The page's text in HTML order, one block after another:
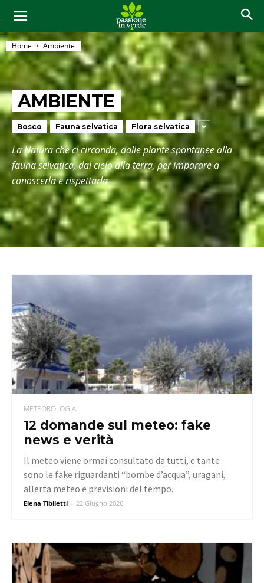
Home Ambiente
AMBIENTE
Bosco Fauna selvatica Flora selvatica
La Natura che ci circonda, dalle piante spontanee alla
fauna selvatica, dal cielo alla terra, per imparare a
conoscerla e rispettarla
METEOROLOGIA
12 domande sul meteo: fake
news e verità
Elena Tibiletti - 22 Giugno 2026
Il meteo viene ormai consultato da tutti, e tante
sono le fake riguardanti “bombe d’acqua”, uragani,
allerta meteo e previsioni del tempo.